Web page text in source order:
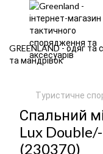
GREENLAND - одяг та
та мандрівок
Туристичне
Спальний
Lux
(230370)